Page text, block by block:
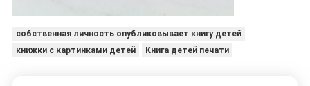
собственная личность опубликовывает книгу детей
книжки с картинками детей
Книга детей печати